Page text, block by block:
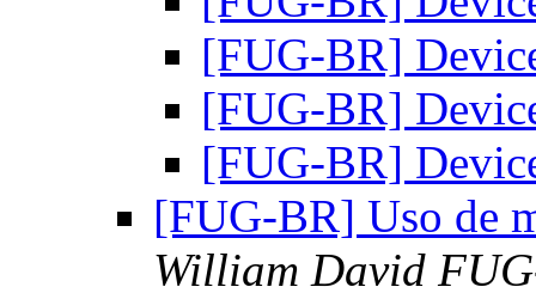
[FUG-BR]
[FUG-BR]
[FUG-BR]
[FUG-BR] Uso de
William David